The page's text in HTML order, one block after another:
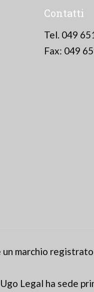
Contatti
Tel. 049
Fax: 049
un marchio
Legal ha sede